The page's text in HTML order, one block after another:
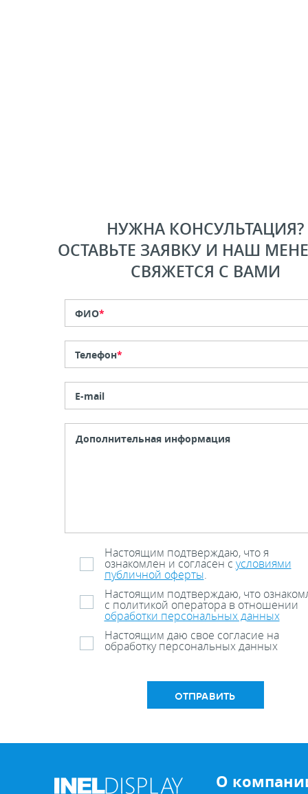
НУЖНА КОНСУЛЬТАЦИЯ?
ОСТАВЬТЕ ЗАЯВКУ И НАШ
СВЯЖЕТСЯ С ВАМИ
ФИО*
Телефон*
E-mail
Настоящим подтверждаю, что я
ознакомлен и согласен с условиями
публичной оферты.
Настоящим подтверждаю, что
с политикой оператора в отношении
обработки персональных данных
Настоящим даю свое согласие на
обработку персональных данных
ОТПРАВИТЬ
О